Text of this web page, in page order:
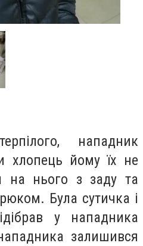
нападник
хлопець йому їх не
на нього з заду та
Була сутичка і
у нападника
залишився